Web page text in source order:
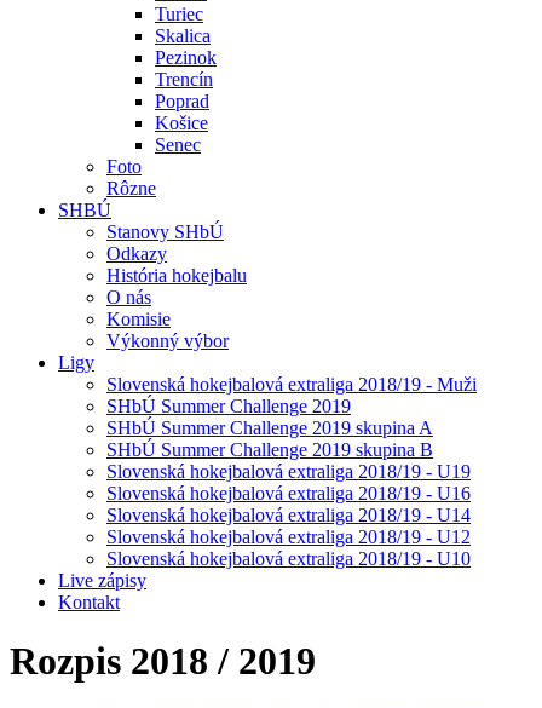
Turiec
Skalica
Pezinok
Trencín
Poprad
Košice
Senec
Foto
Rôzne
SHBÚ
Stanovy SHbÚ
Odkazy
História hokejbalu
O nás
Komisie
Výkonný výbor
Ligy
Slovenská hokejbalová extraliga 2018/19 - Muži
SHbÚ Summer Challenge 2019
SHbÚ Summer Challenge 2019 skupina A
SHbÚ Summer Challenge 2019 skupina B
Slovenská hokejbalová extraliga 2018/19 - U19
Slovenská hokejbalová extraliga 2018/19 - U16
Slovenská hokejbalová extraliga 2018/19 - U14
Slovenská hokejbalová extraliga 2018/19 - U12
Slovenská hokejbalová extraliga 2018/19 - U10
Live zápisy
Kontakt
Rozpis 2018 / 2019